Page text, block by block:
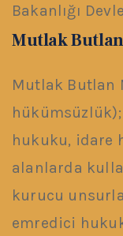
Bakanlığı
Mutlak
Mutlak Butlan
hukuku, idare
alanlarda
kurucu
emredici